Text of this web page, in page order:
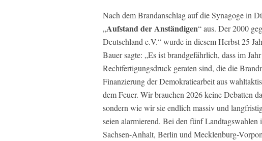
Nach dem Brandanschlag auf die Synagoge in
„Aufstand der Anständigen“ aus. Der 2000
Deutschland e.V.“ wurde in diesem Herbst 25
Bauer sagte: „Es ist brandgefährlich, dass im
Rechtfertigungsdruck geraten sind, die die
Finanzierung der Demokratiearbeit aus
dem Feuer. Wir brauchen 2026 keine Debatten
sondern wie wir sie endlich massiv und
seien alarmierend. Bei den fünf
Sachsen-Anhalt, Berlin und Mecklenburg-